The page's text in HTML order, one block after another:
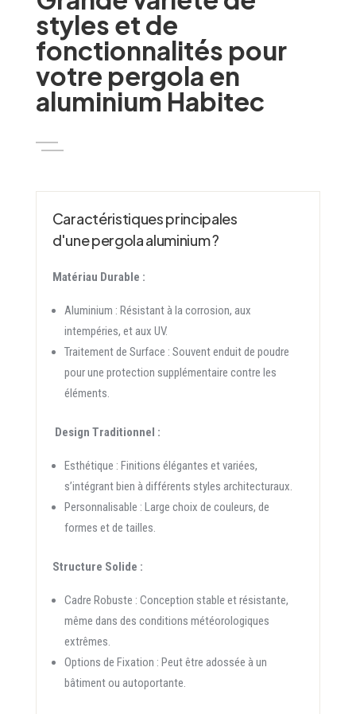
styles et de
fonctionnalités pour
votre pergola en
aluminium Habitec
Caractéristiques principales
d'une pergola aluminium ?
Matériau Durable :
Aluminium : Résistant à la corrosion, aux
intempéries, et aux UV.
Traitement de Surface : Souvent enduit de poudre
pour une protection supplémentaire contre les
éléments.
Design Traditionnel :
Esthétique : Finitions élégantes et variées,
s’intégrant bien à différents styles architecturaux.
Personnalisable : Large choix de couleurs, de
formes et de tailles.
Structure Solide :
Cadre Robuste : Conception stable et résistante,
même dans des conditions météorologiques
extrêmes.
Options de Fixation : Peut être adossée à un
bâtiment ou autoportante.